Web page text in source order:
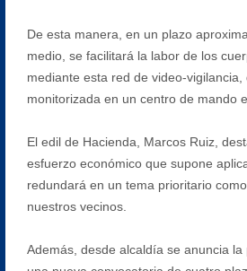
De esta manera, en un plazo
medio, se facilitará la labor de los
mediante esta red de video-vigilancia,
monitorizada en un centro de mando
El edil de Hacienda, Marcos Ruiz,
esfuerzo económico que supone
redundará en un tema prioritario
nuestros vecinos.
Además, desde alcaldía se anuncia